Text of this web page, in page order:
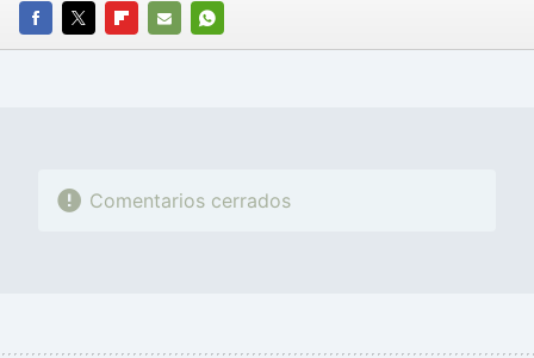
FACEBOOK
TWITTERFLIPBOARD
E-
WHATSAPP
Comentarios cerrados